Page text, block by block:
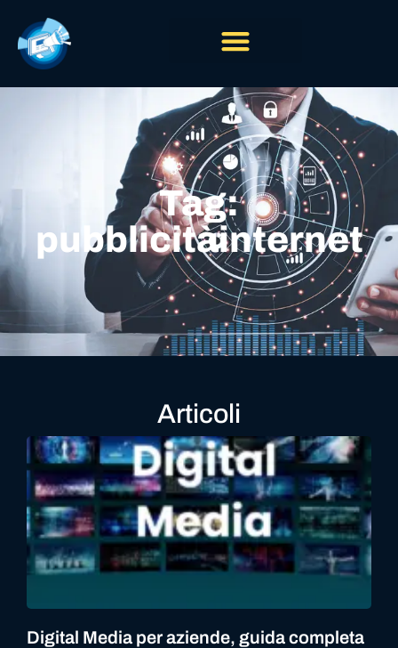
Tag:
pubblicitàinternet
Articoli
Digital Media per aziende, guida completa